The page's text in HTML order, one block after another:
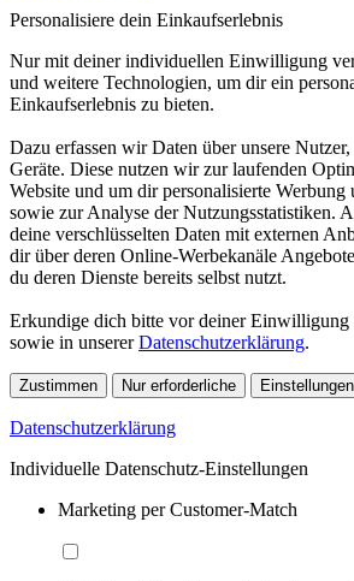
Personalisiere dein Einkaufserlebnis
Nur mit deiner individuellen Einwilligung
und weitere Technologien, um dir ein
Einkaufserlebnis zu bieten.
Dazu erfassen wir Daten über unsere
Geräte. Diese nutzen wir zur laufenden
Website und um dir personalisierte Werbung
sowie zur Analyse der Nutzungsstatistiken.
deine verschlüsselten Daten mit externen
dir über deren Online-Werbekanäle
du deren Dienste bereits selbst nutzt.
Erkundige dich bitte vor deiner Einwilligung
sowie in unsererDatenschutzerklärung.
Zustimmen Nur erforderliche
Datenschutzerklärung
Individuelle Datenschutz-Einstellungen
Marketing per Customer-Match